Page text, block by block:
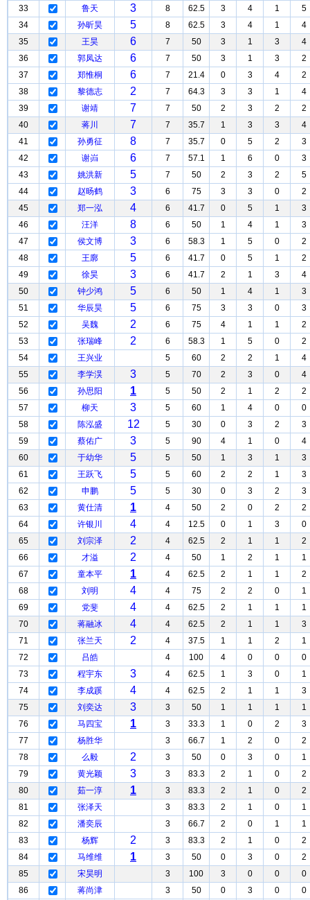
33
鲁天 3 8 62.5 3 4 1
5
34
孙昕昊 5 8 62.5 3 4 1
4
35
王昊 6 7 50 3 1 3
4
36
郭凤达 6 7 50 3 1 3
2
37
郑惟桐 6 7 21.4 0 3 4
2
38
黎德志 2 7 64.3 3 3 1
4
39
谢靖 7 7 50 2 3 2
2
40
蒋川 7 7 35.7 1 3 3
4
41
孙勇征 8 7 35.7 0 5 2
3
42
谢岿 6 7 57.1 1 6 0
3
43
姚洪新 5 7 50 2 3 2
5
44
赵旸鹤 3 6 75 3 3 0
2
45
郑一泓 4 6 41.7 0 5 1
3
46
汪洋 8 6 50 1 4 1
3
47
侯文博 3 6 58.3 1 5 0
2
48
王廓 5 6 41.7 0 5 1
2
49
徐昊 3 6 41.7 2 1 3
4
50
钟少鸿 5 6 50 1 4 1
3
51
华辰昊 5 6 75 3 3 0
3
52
吴魏 2 6 75 4 1 1
2
53
张瑞峰 2 6 58.3 1 5 0
2
54
王兴业 5 60 2 2 1
4
55
李学淏 3 5 70 2 3 0
4
56
孙思阳 1 5 50 2 1 2
2
57
柳天 3 5 60 1 4 0
0
58
陈泓盛 12 5 30 0 3 2
3
59
蔡佑广 3 5 90 4 1 0
4
60
于幼华 5 5 50 1 3 1
3
61
王跃飞 5 5 60 2 2 1
3
62
申鹏 5 5 30 0 3 2
3
63
黄仕清 1 4 50 2 0 2
2
64
许银川 4 4 12.5 0 1 3
0
65
刘宗泽 2 4 62.5 2 1 1
2
66
才溢 2 4 50 1 2 1
1
67
童本平 1 4 62.5 2 1 1
2
68
刘明 4 4 75 2 2 0
1
69
党斐 4 4 62.5 2 1 1
1
70
蒋融冰 4 4 62.5 2 1 1
3
71
张兰天 2 4 37.5 1 1 2
1
72
吕皓 4 100 4 0 0
0
73
程宇东 3 4 62.5 1 3 0
1
74
李成蹊 4 4 62.5 2 1 1
3
75
刘奕达 3 3 50 1 1 1
1
76
马四宝 1 3 33.3 1 0 2
3
77
杨胜华 3 66.7 1 2 0
2
78
么毅 2 3 50 0 3 0
1
79
黄光颖 3 3 83.3 2 1 0
2
80
茹一淳 1 3 83.3 2 1 0
2
81
张泽天 3 83.3 2 1 0
1
82
潘奕辰 3 66.7 2 0 1
1
83
杨辉 2 3 83.3 2 1 0
2
84
马维维 1 3 50 0 3 0
2
85
宋昊明 3 100 3 0 0
0
86
蒋尚津 3 50 0 3 0
0